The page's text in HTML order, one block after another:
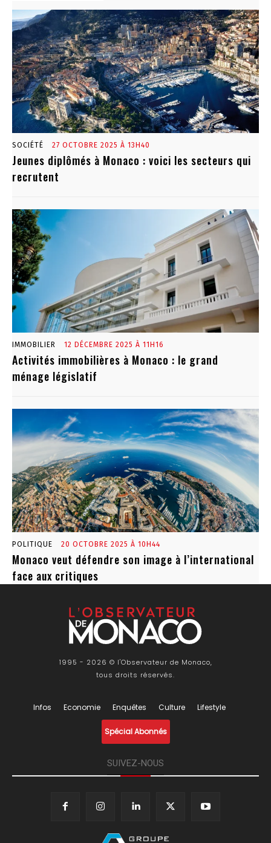
SOCIÉTÉ 27 OCTOBRE 2025 À 13H40
Jeunes diplômés à Monaco : voici les secteurs qui
recrutent
IMMOBILIER 12 DÉCEMBRE 2025 À 11H16
Activités immobilières à Monaco : le grand
ménage législatif
POLITIQUE 20 OCTOBRE 2025 À 10H44
Monaco veut défendre son image à l’international
face aux critiques
1995 - 2026 © l'Observateur de Monaco,
tous droits réservés.
Infos Economie Enquêtes Culture Lifestyle
Spécial Abonnés
SUIVEZ-NOUS